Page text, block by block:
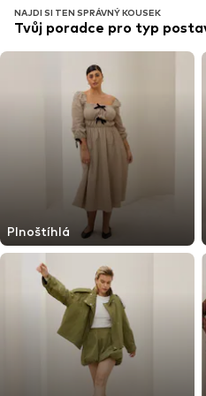
NAJDI SI TEN SPRÁVNÝ KOUSEK
Tvůj poradce pro typ
Plnoštíhlá